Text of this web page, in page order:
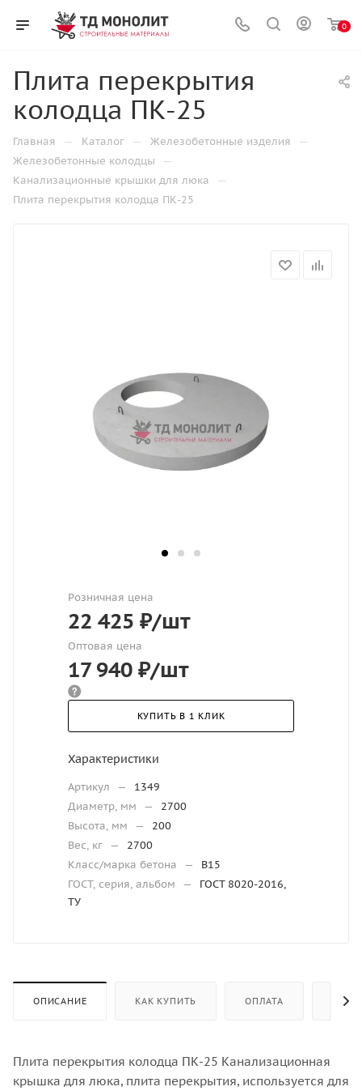
0
Плита перекрытия
колодца ПК-25
Главная — Каталог — Железобетонные изделия —
Железобетонные колодцы —
Канализационные крышки для люка —
Плита перекрытия колодца ПК-25
Розничная цена
22 425 ₽/шт
Оптовая цена
17 940 ₽/шт
КУПИТЬ В 1 КЛИК
Характеристики
Артикул —
1349
Диаметр, мм
—
2700
Высота, мм
—
200
Вес, кг —
2700
Класс/марка бетона
—
В15
ГОСТ, серия, альбом
—
ГОСТ 8020-2016,
ТУ
ОПИСАНИЕ КАК КУПИТЬ ОПЛАТА
Плита перекрытия колодца ПК-25 Канализационная
крышка для люка, плита перекрытия, используется для